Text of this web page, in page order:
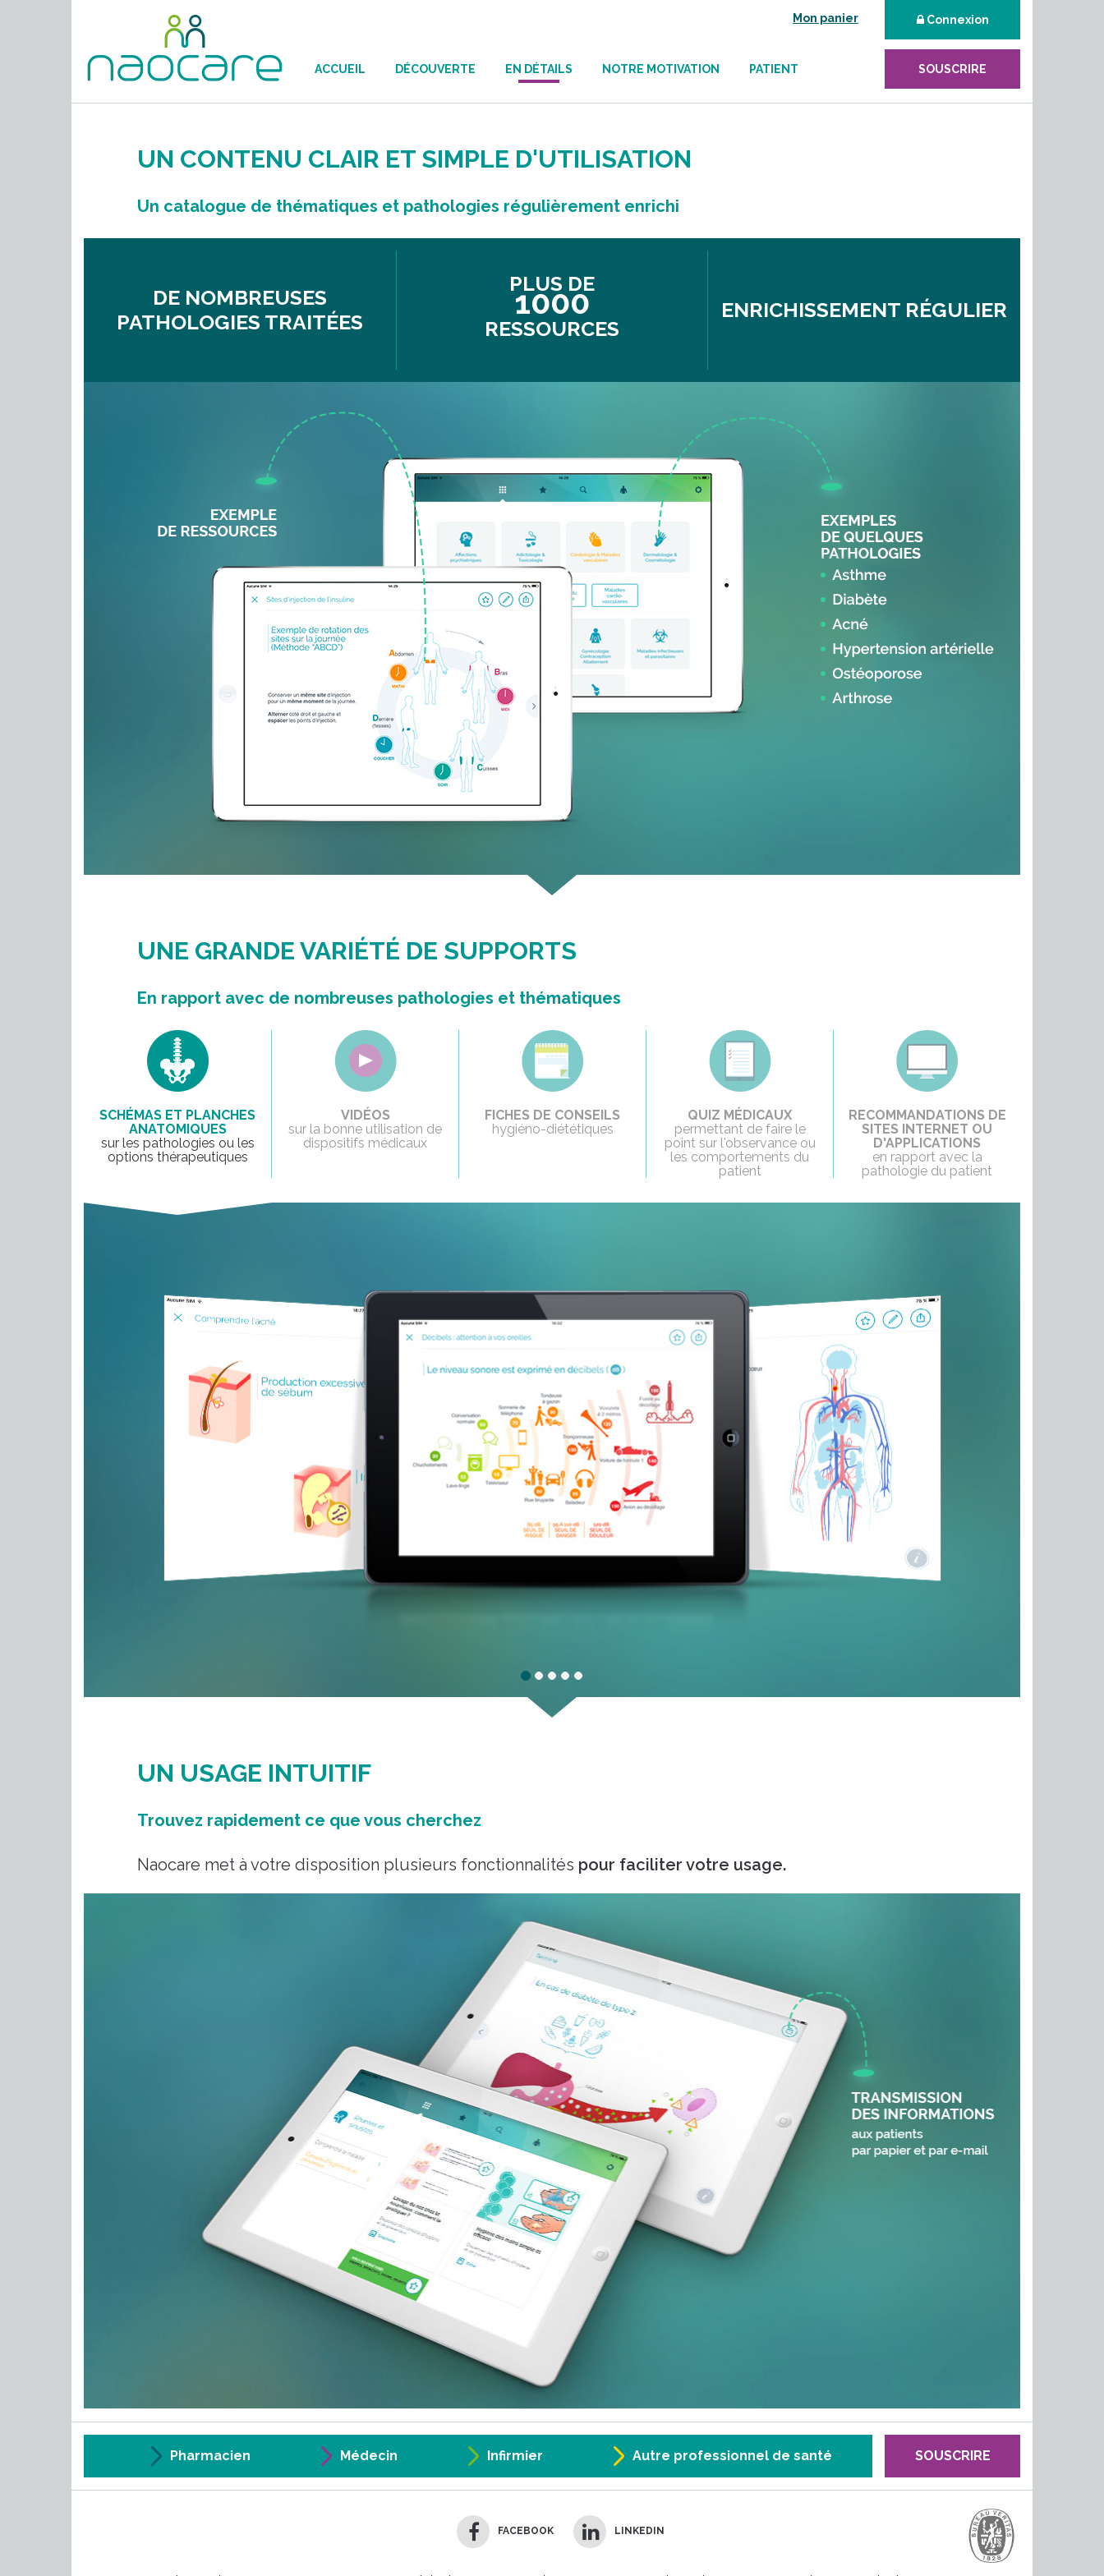
ACCUEIL DÉCOUVERTE EN DÉTAILS NOTRE MOTIVATION PATIENT
Mon panier Connexion
SOUSCRIRE
UN CONTENU CLAIR ET SIMPLE D'UTILISATION
Un catalogue de thématiques et pathologies régulièrement enrichi
DE NOMBREUSES
PATHOLOGIES TRAITÉES
PLUS DE
1000
RESSOURCES
ENRICHISSEMENT RÉGULIER
UNE GRANDE VARIÉTÉ DE SUPPORTS
En rapport avec de nombreuses pathologies et thématiques
SCHÉMAS ET PLANCHES
ANATOMIQUES
sur les pathologies ou les
options thérapeutiques
VIDÉOS
sur la bonne utilisation de
dispositifs médicaux
FICHES DE CONSEILS
hygiéno-diététiques
QUIZ MÉDICAUX
permettant de faire le
point sur l'observance ou
les comportements du
patient
RECOMMANDATIONS DE
SITES INTERNET OU
D'APPLICATIONS
en rapport avec la
pathologie du patient
UN USAGE INTUITIF
Trouvez rapidement ce que vous cherchez
Naocare met à votre disposition plusieurs fonctionnalités pour faciliter votre usage.
Pharmacien Médecin Infirmier Autre professionnel de santé SOUSCRIRE
FACEBOOK LINKEDIN